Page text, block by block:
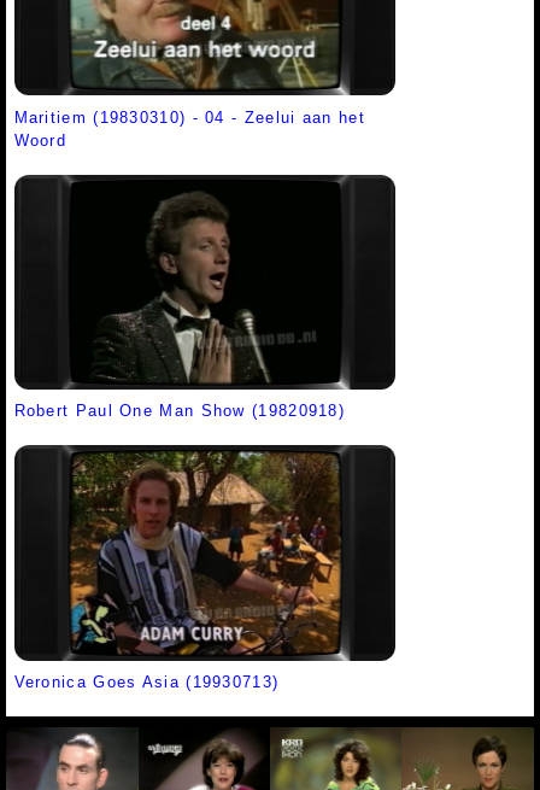
Maritiem (19830310) - 04 - Zeelui aan het
Woord
Robert Paul One Man Show (19820918)
Veronica Goes Asia (19930713)